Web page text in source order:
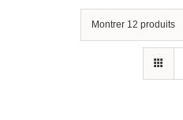
Montrer 12 produits